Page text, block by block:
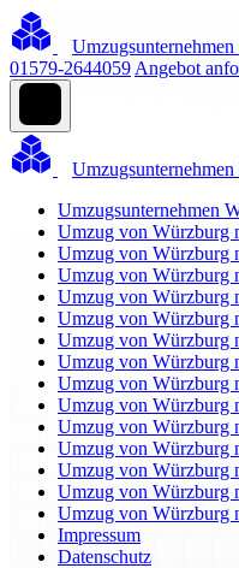
01579-2644059 Angebot
Umzugsunternehmen
Umzug von Würzburg
Umzug von Würzburg
Umzug von Würzburg
Umzug von Würzburg
Umzug von Würzburg
Umzug von Würzburg
Umzug von Würzburg
Umzug von Würzburg
Umzug von Würzburg
Umzug von Würzburg
Umzug von Würzburg
Umzug von Würzburg
Umzug von Würzburg
Umzug von Würzburg
Impressum
Datenschutz